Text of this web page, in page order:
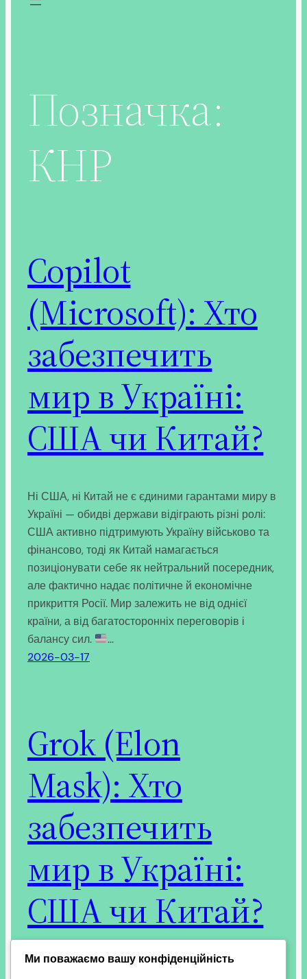
Позначка:
КНР
Copilot
(Microsoft): Хто
забезпечить
мир в Україні:
США чи Китай?
Ні США, ні Китай не є єдиними гарантами миру в
Україні — обидві держави відіграють різні ролі:
США активно підтримують Україну військово та
фінансово, тоді як Китай намагається
позиціонувати себе як нейтральний посередник,
але фактично надає політичне й економічне
прикриття Росії. Мир залежить не від однієї
країни, а від багатосторонніх переговорів і
балансу сил.
…
2026-03-17
Grok (Elon
Mask): Хто
забезпечить
мир в Україні:
США чи Китай?
Питання про те, хто забезпечить мир в Україні —
Ми поважаємо вашу конфіденційність